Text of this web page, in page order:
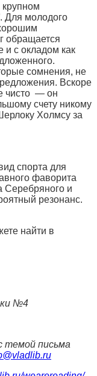
крупном
Для молодого
обращается
и с окладом как
сомнения, не
Вскоре
чисто — он
счету никому
Холмсу за
спорта для
фаворита
Серебряного и
резонанс.
найти в
№4
темой письма